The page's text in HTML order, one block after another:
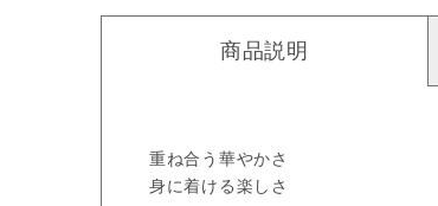
商品説明
重ね合う華やかさ
身に着ける楽しさ